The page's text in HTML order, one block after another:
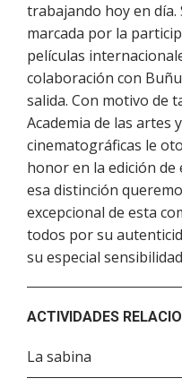
trabajando hoy en día.
marcada por la
películas
colaboración con
salida. Con motivo de
Academia de las artes
cinematográficas le
honor en la edición de
esa distinción
excepcional de esta
todos por su
su especial
ACTIVIDADES
La sabina